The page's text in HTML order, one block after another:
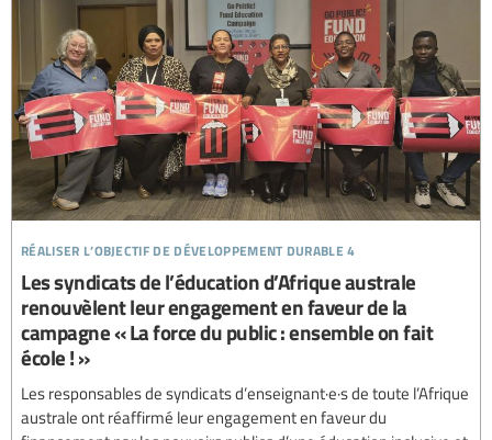
réaliser l’objectif de développement durable 4
Les syndicats de l’éducation d’Afrique australe
renouvèlent leur engagement en faveur de la
campagne « La force du public : ensemble on fait
école ! »
Les responsables de syndicats d’enseignant·e·s de toute l’Afrique
australe ont réaffirmé leur engagement en faveur du